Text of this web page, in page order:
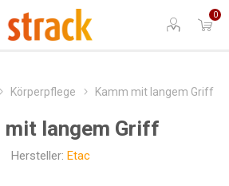
0
Körperpflege Kamm mit langem Griff
mit langem Griff
Hersteller: Etac